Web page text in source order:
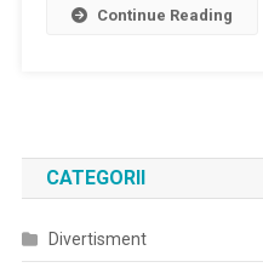
Continue Reading
CATEGORII
Divertisment